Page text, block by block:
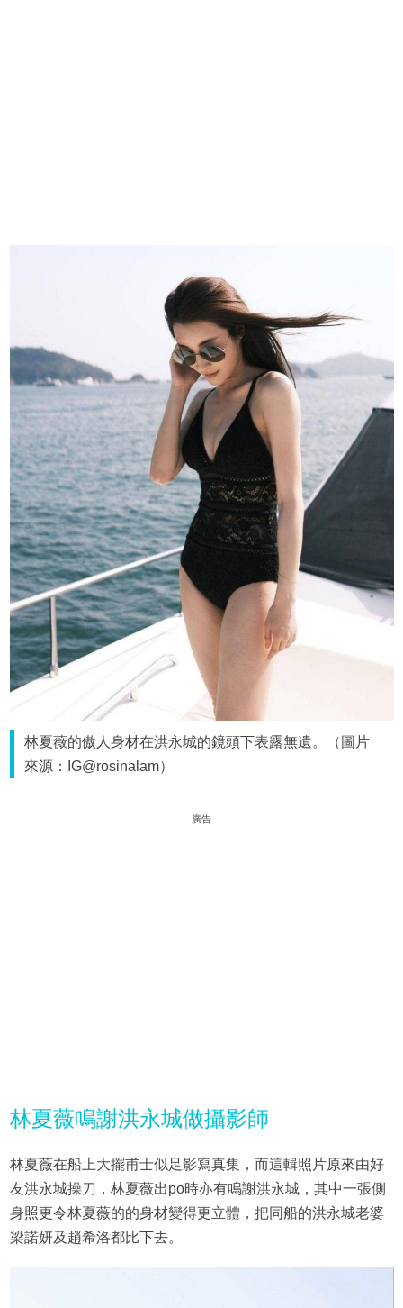
林夏薇的傲人身材在洪永城的鏡頭下表露無遺。（圖片
來源：IG@rosinalam）
廣告
林夏薇鳴謝洪永城做攝影師
林夏薇在船上大擺甫士似足影寫真集，而這輯照片原來由好
友洪永城操刀，林夏薇出po時亦有鳴謝洪永城，其中一張側
身照更令林夏薇的的身材變得更立體，把同船的洪永城老婆
梁諾妍及趙希洛都比下去。